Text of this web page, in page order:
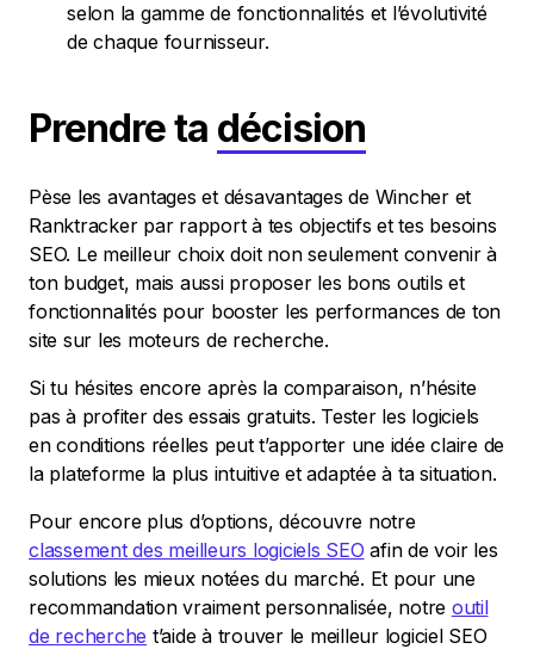
selon la gamme de fonctionnalités et l’évolutivité
de chaque fournisseur.
Prendre ta décision
Pèse les avantages et désavantages de Wincher et
Ranktracker par rapport à tes objectifs et tes besoins
SEO. Le meilleur choix doit non seulement convenir à
ton budget, mais aussi proposer les bons outils et
fonctionnalités pour booster les performances de ton
site sur les moteurs de recherche.
Si tu hésites encore après la comparaison, n’hésite
pas à profiter des essais gratuits. Tester les logiciels
en conditions réelles peut t’apporter une idée claire de
la plateforme la plus intuitive et adaptée à ta situation.
Pour encore plus d’options, découvre notre
classement des meilleurs logiciels SEO afin de voir les
solutions les mieux notées du marché. Et pour une
recommandation vraiment personnalisée, notre outil
de recherche t’aide à trouver le meilleur logiciel SEO